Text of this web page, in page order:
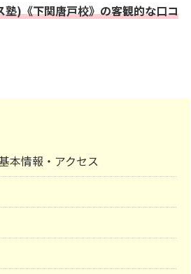
)《下関唐戸校》の客観的な口コ
本情報・アクセス